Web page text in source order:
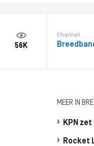
56K
Channel
MEER IN
KPN
Rocket